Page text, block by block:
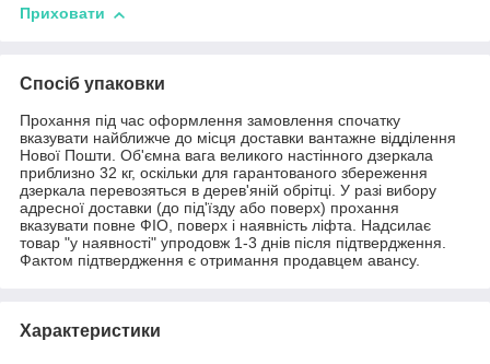
Приховати
Спосіб упаковки
Прохання під час оформлення замовлення спочатку
вказувати найближче до місця доставки вантажне відділення
Нової Пошти. Об'ємна вага великого настінного дзеркала
приблизно 32 кг, оскільки для гарантованого збереження
дзеркала перевозяться в дерев'яній обрітці. У разі вибору
адресної доставки (до під'їзду або поверх) прохання
вказувати повне ФІО, поверх і наявність ліфта. Надсилає
товар "у наявності" упродовж 1-3 днів після підтвердження.
Фактом підтвердження є отримання продавцем авансу.
Характеристики